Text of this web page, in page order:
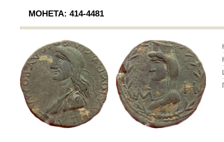
МОНЕТА: 414-4481